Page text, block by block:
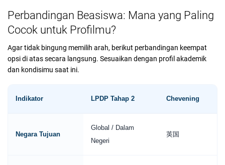
Perbandingan Beasiswa: Mana yang Paling
Cocok untuk Profilmu?
Agar tidak bingung memilih arah, berikut perbandingan keempat
opsi di atas secara langsung. Sesuaikan dengan profil akademik
dan kondisimu saat ini.
Indikator LPDP Tahap 2 Chevening
Negara Tujuan
Global / Dalam
Negeri
英国